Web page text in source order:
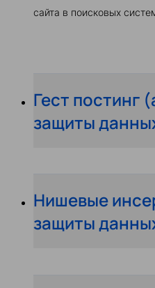
сайта в поисковых
Гест постинг
защиты
Нишевые
защиты